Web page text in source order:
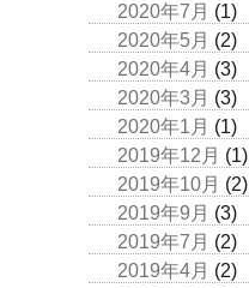
2020年7月 (1)
2020年5月 (2)
2020年4月 (3)
2020年3月 (3)
2020年1月 (1)
2019年12月 (1)
2019年10月 (2)
2019年9月 (3)
2019年7月 (2)
2019年4月 (2)